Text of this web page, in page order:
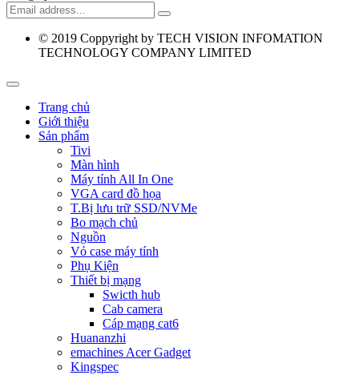
© 2019 Coppyright by TECH VISION INFOMATION
TECHNOLOGY COMPANY LIMITED
Trang chủ
Giới thiệu
Sản phẩm
Tivi
Màn hình
Máy tính All In One
VGA card đồ họa
T.Bị lưu trữ SSD/NVMe
Bo mạch chủ
Nguồn
Vỏ case máy tính
Phụ Kiện
Thiết bị mạng
Swicth hub
Cab camera
Cáp mạng cat6
Huananzhi
emachines Acer Gadget
Kingspec